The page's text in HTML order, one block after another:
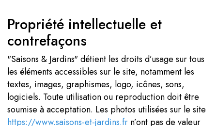
Propriété intellectuelle et
contrefaçons
"Saisons & Jardins" détient les droits d’usage sur tous
les éléments accessibles sur le site, notamment les
textes, images, graphismes, logo, icônes, sons,
logiciels. Toute utilisation ou reproduction doit être
soumise à acceptation. Les photos utilisées sur le site
https://www.saisons-et-jardins.fr n’ont pas de valeur